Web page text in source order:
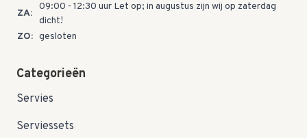
ZA:
09:00 - 12:30 uur Let op; in augustus zijn wij op zaterdag
dicht!
ZO: gesloten
Categorieën
Servies
Serviessets